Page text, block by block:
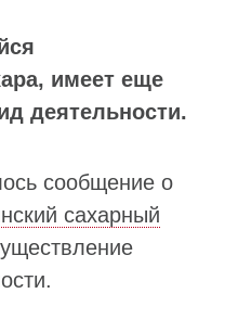
имеет еще
деятельности.
сообщение о
сахарный